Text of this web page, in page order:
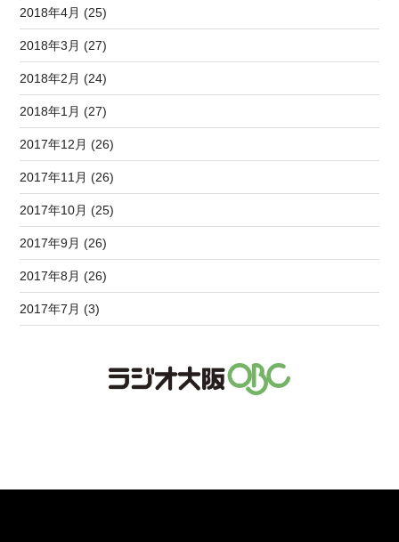
2018年4月 (25)
2018年3月 (27)
2018年2月 (24)
2018年1月 (27)
2017年12月 (26)
2017年11月 (26)
2017年10月 (25)
2017年9月 (26)
2017年8月 (26)
2017年7月 (3)